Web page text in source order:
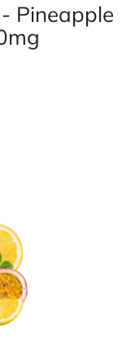
Pineapple